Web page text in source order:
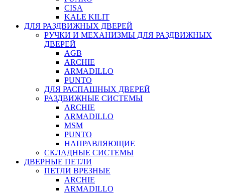
CISA
KALE KILIT
ДЛЯ РАЗДВИЖНЫХ ДВЕРЕЙ
РУЧКИ И МЕХАНИЗМЫ ДЛЯ РАЗДВИЖНЫХ
ДВЕРЕЙ
AGB
ARCHIE
ARMADILLO
PUNTO
ДЛЯ РАСПАШНЫХ ДВЕРЕЙ
РАЗДВИЖНЫЕ СИСТЕМЫ
ARCHIE
ARMADILLO
MSM
PUNTO
НАПРАВЛЯЮЩИЕ
СКЛАДНЫЕ СИСТЕМЫ
ДВЕРНЫЕ ПЕТЛИ
ПЕТЛИ ВРЕЗНЫЕ
ARCHIE
ARMADILLO